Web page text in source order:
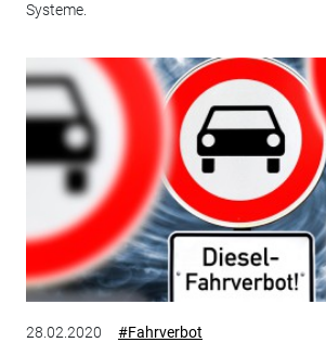
Systeme.
28.02.2020 #Fahrverbot